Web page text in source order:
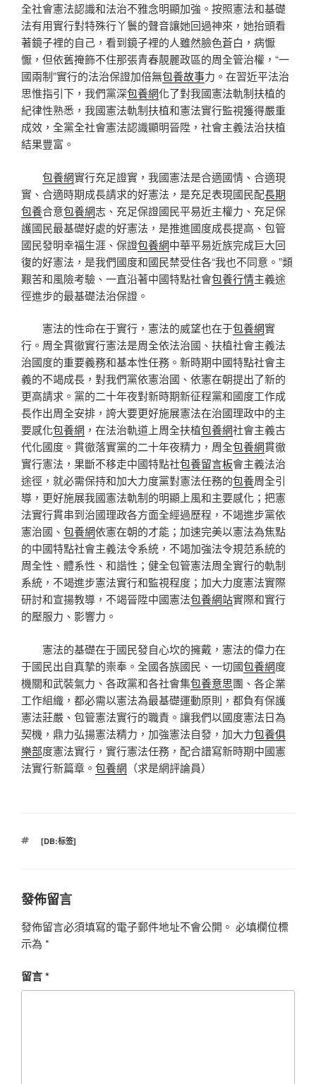
全社會憲法認識和法治不雅念明顯加強。按照憲法和基礎
法有用實行對特殊行丫鬟的聲音讓她回過神來，她抬頭看
著鏡子裡的自己，看到鏡子裡的人雖然臉色蒼白，病懨
懨，但依舊掩飾不住那張青春靚麗政區的周全管治權，“一
國兩制”實行的法治保證加倍無包養故事力。在習近平法治
思惟指引下，我們黨深包養網化了對我國憲法軌制扶植的
紀律性熟悉，我國憲法軌制扶植和憲法實行監視獲得嚴重
成效，全黨全社會憲法認識顯明晉陞，社會主義法治扶植
結果豐富。
包養網實行充足證實，我國憲法是合適國情、合適現
實、合適時期成長請求的好憲法，是充足表現國民配長期
包養合意包養網志、充足保證國民平易近主權力、充足保
護國民最基礎好處的好憲法，是推進國度成長提高、包管
國民發明幸福生涯、保證包養網中華平易近族完成巨大回
復的好憲法，是我們國度和國民禁受住各“我也不同意。”類
艱苦和風險考驗、一直沿著中國特點社會包養行情主義途
徑進步的最基礎法治保證。
憲法的性命在于實行，憲法的威望也在于包養網實
行。周全貫徹實行憲法是周全依法治國、扶植社會主義法
治國度的重要義務和基本性任務。新時期中國特點社會主
義的不竭成長，對我們黨依憲治國、依憲在朝提出了新的
更高請求。黨的二十年夜對新時期新征程黨和國度工作成
長作出周全安排，誇大要更好施展憲法在治國理政中的主
要感化包養網 ，在法治軌道上周全扶植包養網社會主義古
代化國度。貫徹落實黨的二十年夜精力，周全包養網貫徹
實行憲法，果斷不移走中國特點社包養留言板會主義法治
途徑，就必需保持和加大力度黨對憲法任務的包養周全引
導，更好施展我國憲法軌制的明顯上風和主要感化；把憲
法實行貫串到治國理政各方面全經過歷程，不竭進步黨依
憲治國、 包養網依憲在朝的才能；加速完美以憲法為焦點
的中國特點社會主義法令系統，不竭加強法令規范系統的
周全性、體系性、和諧性；健全包管憲法周全實行的軌制
系統，不竭進步憲法實行和監視程度；加大力度憲法實際
研討和宣揚教導，不竭晉陞中國憲法包養網站實際和實行
的壓服力、影響力。
憲法的基礎在于國民發自心坎的擁戴，憲法的偉力在
于國民出自真摯的崇奉。全國各族國民、一切國包養網度
機關和武裝氣力、各政黨和各社會集包養意思團、各企業
工作組織，都必需以憲法為最基礎運動原則，都負有保護
憲法莊嚴、包管憲法實行的職責。讓我們以國度憲法日為
契機，鼎力弘揚憲法精力，加強憲法自發，加大力包養俱
樂部度憲法實行，實行憲法任務，配合譜寫新時期中國憲
法實行新篇章。 包養網 （求是網評論員）
標
[DB:标签]
發佈留言
發佈留言必須填寫的電子郵件地址不會公開。 必填欄位標
示為 *
留言*